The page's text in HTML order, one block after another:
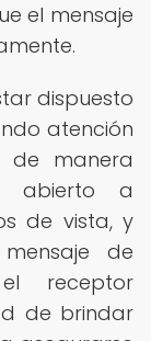
el mensaje
dispuesto
atención
de manera
abierto a
de vista, y
de
receptor
de brindar